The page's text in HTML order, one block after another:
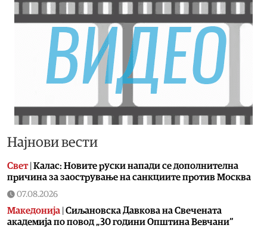
Најнови вести
Свет| Калас: Новите руски напади се дополнителна
причина за заострување на санкциите против Москва
07.08.2026
Македонија Сиљановска Давкова на Свечената
академија по повод „30 години Општина Вевчани“